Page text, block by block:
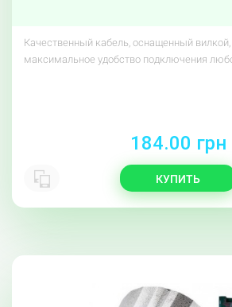
Качественный кабель, оснащенный
максимальное удобство подключения
184.00 грн
КУПИТЬ